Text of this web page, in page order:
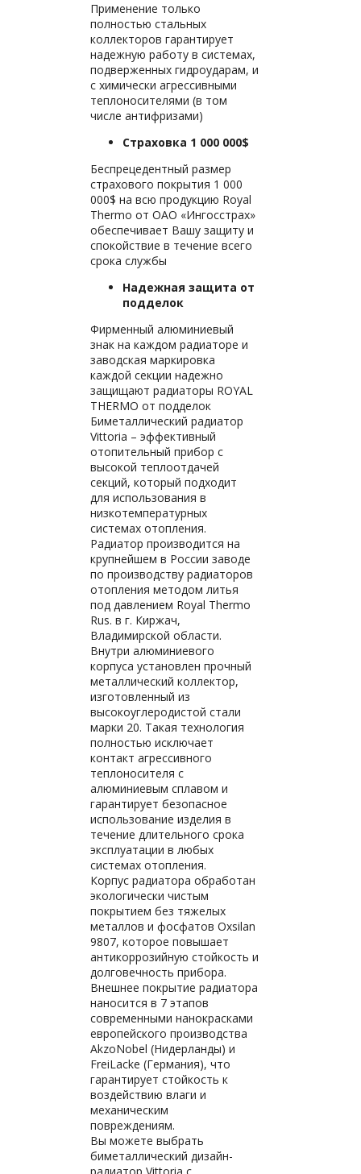
Применение только
полностью стальных
коллекторов гарантирует
надежную работу в системах,
подверженных гидроударам, и
с химически агрессивными
теплоносителями (в том
числе антифризами)
Страховка 1 000 000$
Беспрецедентный размер
страхового покрытия 1 000
000$ на всю продукцию Royal
Thermo от ОАО «Ингосстрах»
обеспечивает Вашу защиту и
спокойствие в течение всего
срока службы
Надежная защита от
подделок
Фирменный алюминиевый
знак на каждом радиаторе и
заводская маркировка
каждой секции надежно
защищают радиаторы ROYAL
THERMO от подделок
Биметаллический радиатор
Vittoria – эффективный
отопительный прибор с
высокой теплоотдачей
секций, который подходит
для использования в
низкотемпературных
системах отопления.
Радиатор производится на
крупнейшем в России заводе
по производству радиаторов
отопления методом литья
под давлением Royal Thermo
Rus. в г. Киржач,
Владимирской области.
Внутри алюминиевого
корпуса установлен прочный
металлический коллектор,
изготовленный из
высокоуглеродистой стали
марки 20. Такая технология
полностью исключает
контакт агрессивного
теплоносителя с
алюминиевым сплавом и
гарантирует безопасное
использование изделия в
течение длительного срока
эксплуатации в любых
системах отопления.
Корпус радиатора обработан
экологически чистым
покрытием без тяжелых
металлов и фосфатов Oxsilan
9807, которое повышает
антикоррозийную стойкость и
долговечность прибора.
Внешнее покрытие радиатора
наносится в 7 этапов
современными нанокрасками
европейского производства
AkzoNobel (Нидерланды) и
FreiLacke (Германия), что
гарантирует стойкость к
воздействию влаги и
механическим
повреждениям.
Вы можете выбрать
биметаллический дизайн-